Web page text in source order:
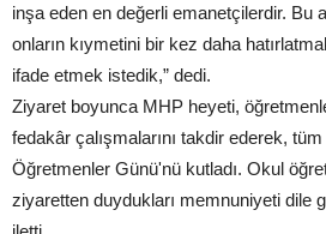
inşa eden en değerli emanetçilerdir. Bu
onların kıymetini bir kez daha
ifade etmek istedik,” dedi.
Ziyaret boyunca MHP heyeti,
fedakâr çalışmalarını takdir ederek,
Öğretmenler Günü'nü kutladı. Okul
ziyaretten duydukları memnuniyeti dile